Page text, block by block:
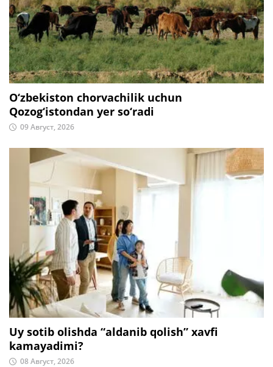
O‘zbekiston chorvachilik uchun
Qozog‘istondan yer so‘radi
09 Август, 2026
Uy sotib olishda “aldanib qolish” xavfi
kamayadimi?
08 Август, 2026